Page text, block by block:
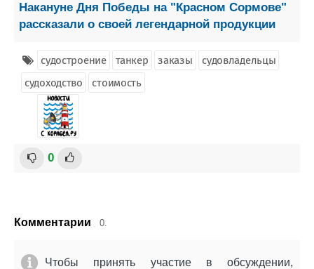
Накануне Дня Победы на "Красном Сормове"
рассказали о своей легендарной продукции
судостроение танкер заказы
судовладельцы
судоходство
стоимость
0
Комментарии 0.
Чтобы принять участие в обсуждении,